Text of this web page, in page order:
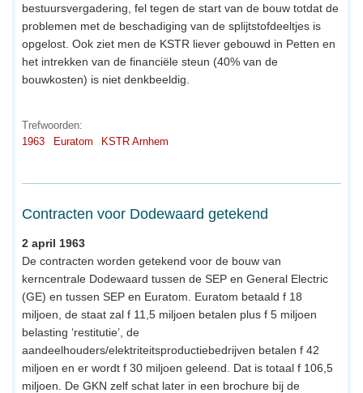
bestuursvergadering, fel tegen de start van de bouw totdat de
problemen met de beschadiging van de splijtstofdeeltjes is
opgelost. Ook ziet men de KSTR liever gebouwd in Petten en
het intrekken van de financiële steun (40% van de
bouwkosten) is niet denkbeeldig.
Trefwoorden:
1963
Euratom KSTR Arnhem
Contracten voor Dodewaard getekend
2 april 1963
De contracten worden getekend voor de bouw van
kerncentrale Dodewaard tussen de SEP en General Electric
(GE) en tussen SEP en Euratom. Euratom betaald f 18
miljoen, de staat zal f 11,5 miljoen betalen plus f 5 miljoen
belasting ‘restitutie’, de
aandeelhouders/elektriteitsproductiebedrijven betalen f 42
miljoen en er wordt f 30 miljoen geleend. Dat is totaal f 106,5
miljoen. De GKN zelf schat later in een brochure bij de